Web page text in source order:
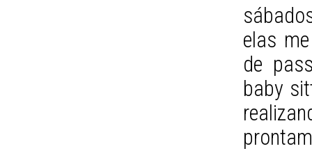
elas
de
baby